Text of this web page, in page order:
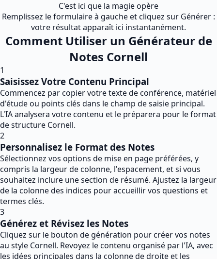
C'est ici que la magie opère
Remplissez le formulaire à gauche et cliquez sur Générer :
votre résultat apparaît ici instantanément.
Comment Utiliser un Générateur de
Notes Cornell
1
Saisissez Votre Contenu Principal
Commencez par copier votre texte de conférence, matériel
d'étude ou points clés dans le champ de saisie principal.
L'IA analysera votre contenu et le préparera pour le format
de structure Cornell.
2
Personnalisez le Format des Notes
Sélectionnez vos options de mise en page préférées, y
compris la largeur de colonne, l'espacement, et si vous
souhaitez inclure une section de résumé. Ajustez la largeur
de la colonne des indices pour accueillir vos questions et
termes clés.
3
Générez et Révisez les Notes
Cliquez sur le bouton de génération pour créer vos notes
au style Cornell. Revoyez le contenu organisé par l'IA, avec
les idées principales dans la colonne de droite et les